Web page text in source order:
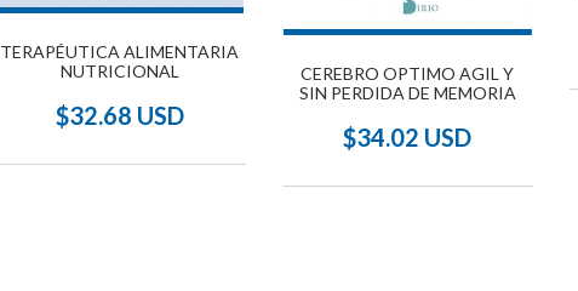
TERAPÉUTICA ALIMENTARIA
NUTRICIONAL
$32.68 USD
CEREBRO OPTIMO AGIL Y
SIN PERDIDA DE MEMORIA
$34.02 USD